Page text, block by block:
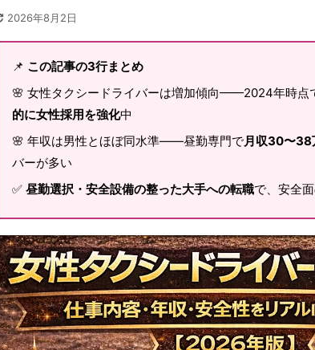
2026年8月2日
📌 この記事の3行まとめ
🌸 女性タクシードライバーは増加傾向——2024年時点
的に女性採用を強化中
🌸 年収は男性とほぼ同水準——昼勤専門で月収30〜38
バーが多い
✅ 昼勤選択・安全設備の整った大手への転職で、安全